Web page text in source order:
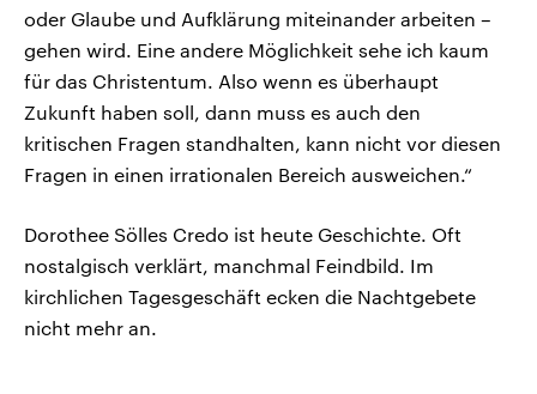
oder Glaube und Aufklärung miteinander arbeiten –
gehen wird. Eine andere Möglichkeit sehe ich kaum
für das Christentum. Also wenn es überhaupt
Zukunft haben soll, dann muss es auch den
kritischen Fragen standhalten, kann nicht vor diesen
Fragen in einen irrationalen Bereich ausweichen.“
Dorothee Sölles Credo ist heute Geschichte. Oft
nostalgisch verklärt, manchmal Feindbild. Im
kirchlichen Tagesgeschäft ecken die Nachtgebete
nicht mehr an.